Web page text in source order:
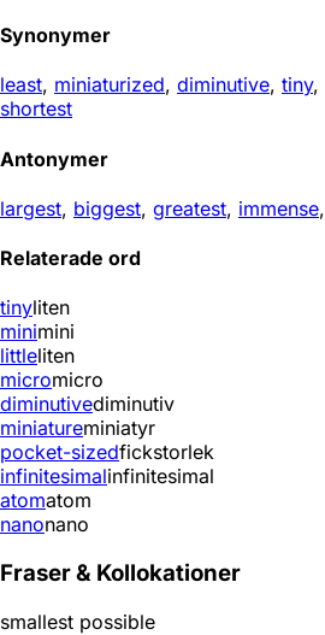
Synonymer
least, miniaturized, diminutive, tiny,
shortest
Antonymer
largest, biggest, greatest, immense,
Relaterade ord
tinyliten
minimini
littleliten
micromicro
diminutivediminutiv
miniatureminiatyr
pocket-sizedfickstorlek
infinitesimalinfinitesimal
atomatom
nanonano
Fraser & Kollokationer
smallest possible